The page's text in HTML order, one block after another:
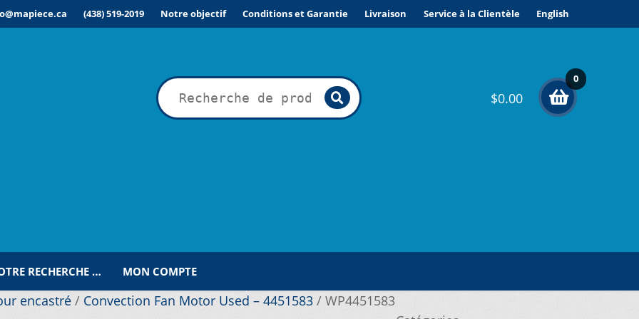
(438) 519-2019 Notre objectif Conditions et Garantie Livraison Service à la Clientèle English
$0.00
0
élé
RECHERCHE … MON COMPTE
encastré/ Convection Fan Motor Used – 4451583/ WP4451583